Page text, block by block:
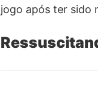
jogo após ter sido